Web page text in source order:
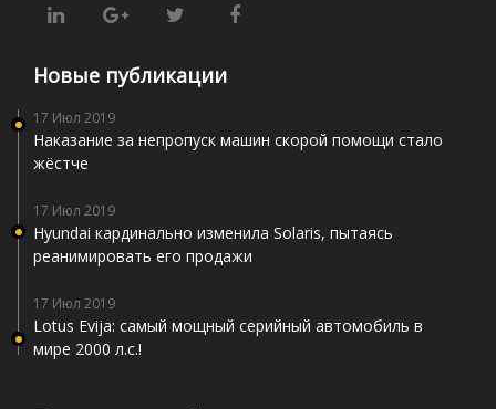
Новые публикации
17 Июл 2019
Наказание за непропуск машин скорой помощи стало
жёстче
17 Июл 2019
Hyundai кардинально изменила Solaris, пытаясь
реанимировать его продажи
17 Июл 2019
Lotus Evija: самый мощный серийный автомобиль в
мире 2000 л.с.!